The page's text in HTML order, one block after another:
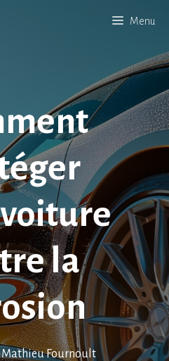
Menu
la
Mathieu Fournoult